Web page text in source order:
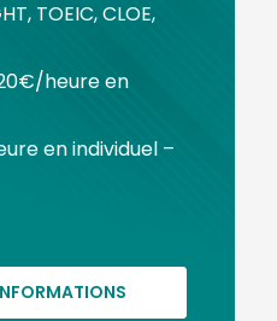
TOEIC, CLOE,
heure en
en individuel –